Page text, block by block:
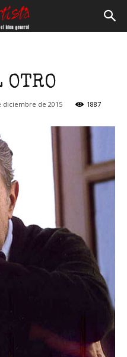
OTRO
diciembre de 2015
1887